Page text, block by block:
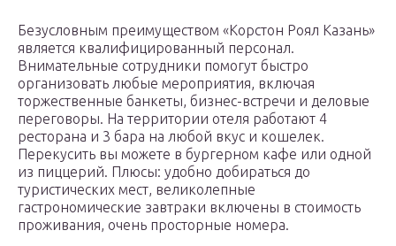
Безусловным преимуществом «Корстон Роял Казань»
является квалифицированный персонал.
Внимательные сотрудники помогут быстро
организовать любые мероприятия, включая
торжественные банкеты, бизнес-встречи и деловые
переговоры. На территории отеля работают 4
ресторана и 3 бара на любой вкус и кошелек.
Перекусить вы можете в бургерном кафе или одной
из пиццерий. Плюсы: удобно добираться до
туристических мест, великолепные
гастрономические завтраки включены в стоимость
проживания, очень просторные номера.